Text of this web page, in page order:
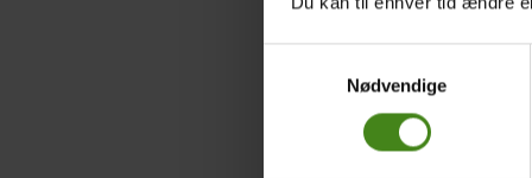
Nødvendige